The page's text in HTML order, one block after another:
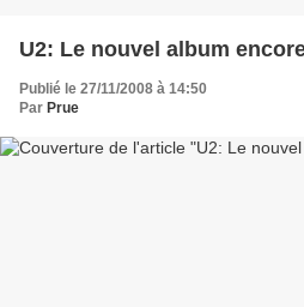
U2: Le nouvel album
Publié le 27/11/2008 à 14:50
Par Prue